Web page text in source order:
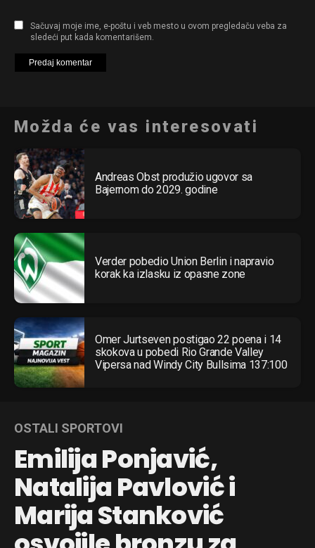
Sačuvaj moje ime, e-poštu i veb mesto u ovom pregledaču veba za
sledeći put kada komentarišem.
Možda će vas interesovati
Andreas Obst produžio ugovor sa
Bajernom do 2029. godine
Verder pobedio Union Berlin i napravio
korak ka izlasku iz opasne zone
Omer Jurtseven postigao 22 poena i 14
skokova u pobedi Rio Grande Valley
Vipersa nad Windy City Bullsima 137:100
OSTALI SPORTOVI
Emilija Ponjavić,
Natalija Pavlović i
Marija Stanković